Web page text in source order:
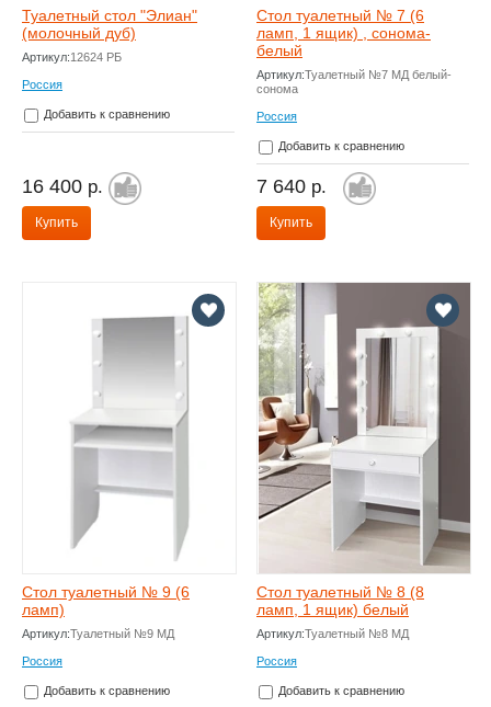
Туалетный стол "Элиан"
(молочный дуб)
Артикул:12624 РБ
Россия
Добавить к сравнению
16 400 р.
Купить
Стол туалетный № 7 (6
ламп, 1 ящик) , сонома-
белый
Артикул:Туалетный №7 МД белый-
сонома
Россия
Добавить к сравнению
7 640 р.
Купить
Стол туалетный № 9 (6
ламп)
Артикул:Туалетный №9 МД
Россия
Добавить к сравнению
Стол туалетный № 8 (8
ламп, 1 ящик) белый
Артикул:Туалетный №8 МД
Россия
Добавить к сравнению